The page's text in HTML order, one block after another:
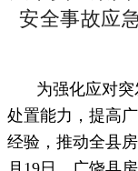
安全事故应
为强化应对
处置能力，提高
经验，推动全县